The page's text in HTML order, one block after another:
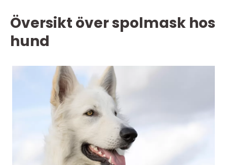
Översikt över spolmask hos
hund